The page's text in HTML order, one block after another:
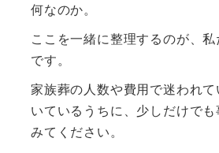
何なのか。
ここを一緒に整理するのが、
です。
家族葬の人数や費用で迷われ
いているうちに、少しだけで
みてください。